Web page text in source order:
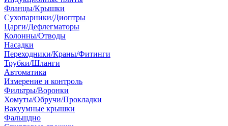
Фланцы/Крышки
Сухопарники/Диоптры
Царги/Дефлегматоры
Колонны/Отводы
Насадки
Переходники/Краны/Фитинги
Трубки/Шланги
Автоматика
Измерение и контроль
Фильтры/Воронки
Хомуты/Обручи/Прокладки
Вакуумные крышки
Фальшдно